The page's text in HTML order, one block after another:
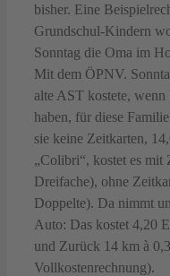
bisher. Eine
Grundschul-Kindern
Sonntag die Oma im
Mit dem ÖPNV.
alte AST kostete,
haben, für diese
sie keine Zeitkarten,
„Colibri“, kostet es mit
Dreifache), ohne
Doppelte). Da nimmt
Auto: Das kostet 4,20
und Zurück 14 km à
Vollkostenrechnung).